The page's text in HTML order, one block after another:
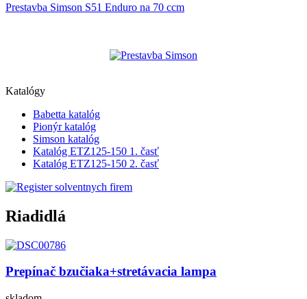
Prestavba Simson S51 Enduro na 70 ccm
Katalógy
Babetta katalóg
Pionýr katalóg
Simson katalóg
Katalóg ETZ125-150 1. časť
Katalóg ETZ125-150 2. časť
Riadidlá
Prepínač bzučiaka+stretávacia lampa